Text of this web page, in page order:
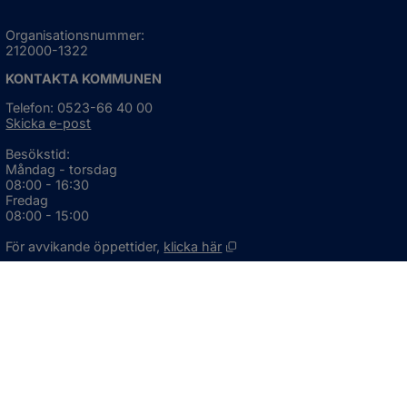
Organisationsnummer:
212000-1322
KONTAKTA KOMMUNEN
Telefon: 0523-66 40 00
Skicka e-post
Besökstid:
Måndag - torsdag
08:00 - 16:30
Fredag
08:00 - 15:00
För avvikande öppettider, klicka här
Öppnas i nytt fönster.